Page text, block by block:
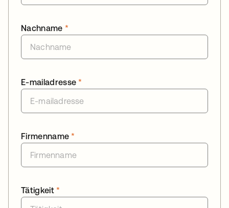
*
Nachname
*
E-mailadresse
*
Firmenname
*
Tätigkeit